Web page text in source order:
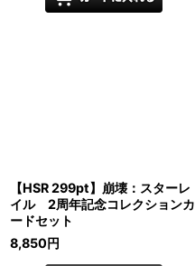
【HSR 299pt】崩壊：スターレ
イル 2周年記念コレクションカ
ードセット
8,850円